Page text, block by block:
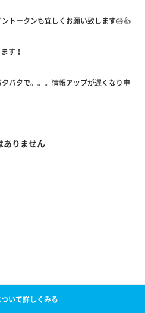
トークンも宜しくお願い致します😄👍
す！
バタで。。。情報アップが遅くなり申
ありません
いて詳しくみる